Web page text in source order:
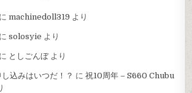
に machinedoll319 より
に solosyie より
に としごんぼより
込みはいつだ！？ に 祝10周年 – S660 Chubu